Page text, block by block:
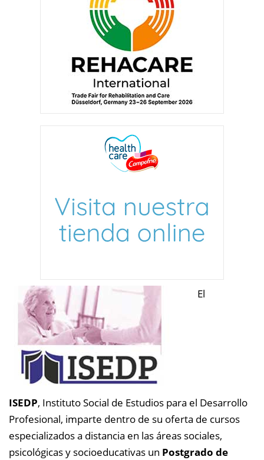
El
ISEDP, Instituto Social de Estudios para el Desarrollo
Profesional, imparte dentro de su oferta de cursos
especializados a distancia en las áreas sociales,
psicológicas y socioeducativas un Postgrado de